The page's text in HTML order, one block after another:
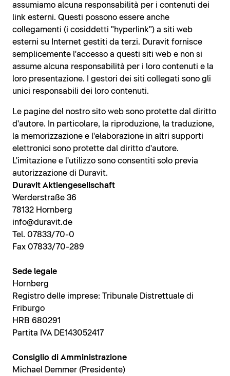
assumiamo alcuna responsabilità per i contenuti dei
link esterni. Questi possono essere anche
collegamenti (i cosiddetti "hyperlink") a siti web
esterni su Internet gestiti da terzi. Duravit fornisce
semplicemente l'accesso a questi siti web e non si
assume alcuna responsabilità per i loro contenuti e la
loro presentazione. I gestori dei siti collegati sono gli
unici responsabili dei loro contenuti.
Le pagine del nostro sito web sono protette dal diritto
d'autore. In particolare, la riproduzione, la traduzione,
la memorizzazione e l'elaborazione in altri supporti
elettronici sono protette dal diritto d'autore.
L'imitazione e l'utilizzo sono consentiti solo previa
autorizzazione di Duravit.
Duravit Aktiengesellschaft
Werderstraße 36
78132 Hornberg
info@duravit.de
Tel. 07833/70-0
Fax 07833/70-289
Sede legale
Hornberg
Registro delle imprese: Tribunale Distrettuale di
Friburgo
HRB 680291
Partita IVA DE143052417
Consiglio di Amministrazione
Michael Demmer (Presidente)